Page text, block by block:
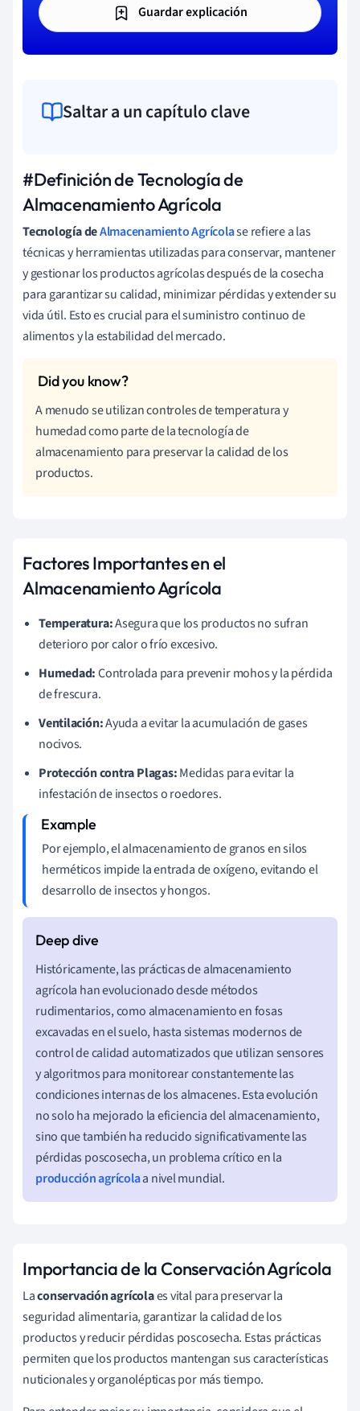
Guardar explicación
Saltar a un capítulo clave
#Definición de Tecnología de
Almacenamiento Agrícola
Tecnología deAlmacenamiento Agrícolase refiere a las
técnicas y herramientas utilizadas para conservar, mantener
y gestionar los productos agrícolas después de la cosecha
para garantizar su calidad, minimizar pérdidas y extender su
vida útil. Esto es crucial para el suministro continuo de
alimentos y la estabilidad del mercado.
A menudo se utilizan controles de temperatura y
humedad como parte de la tecnología de
almacenamiento para preservar la calidad de los
productos.
Factores Importantes en el
Almacenamiento Agrícola
Temperatura:Asegura que los productos no sufran
deterioro por calor o frío excesivo.
Humedad:Controlada para prevenir mohos y la pérdida
de frescura.
Ventilación:Ayuda a evitar la acumulación de gases
nocivos.
Protección contra Plagas:Medidas para evitar la
infestación de insectos o roedores.
Por ejemplo, el almacenamiento de granos en silos
herméticos impide la entrada de oxígeno, evitando el
desarrollo de insectos y hongos.
Históricamente, las prácticas de almacenamiento
agrícola han evolucionado desde métodos
rudimentarios, como almacenamiento en fosas
excavadas en el suelo, hasta sistemas modernos de
control de calidad automatizados que utilizan sensores
y algoritmos para monitorear constantemente las
condiciones internas de los almacenes. Esta evolución
no solo ha mejorado la eficiencia del almacenamiento,
sino que también ha reducido significativamente las
pérdidas poscosecha, un problema crítico en la
producción agrícolaa nivel mundial.
Importancia de la Conservación Agrícola
Laconservación agrícolaes vital para preservar la
seguridad alimentaria, garantizar la calidad de los
productos y reducir pérdidas poscosecha. Estas prácticas
permiten que los productos mantengan sus características
nuticionales y organolépticas por más tiempo.